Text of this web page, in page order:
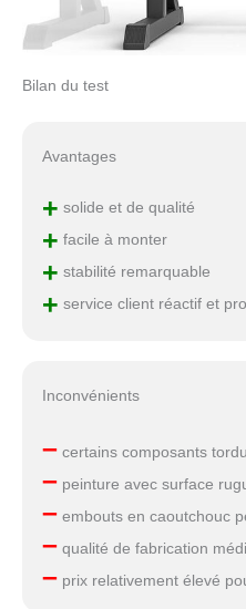
Bilan du test
Avantages
+ solide et de qualité
+ facile à monter
+ stabilité remarquable
+ service client réactif et
Inconvénients
–certains composants
–peinture avec surface
–embouts en caoutchouc
–qualité de fabrication
–prix relativement élevé